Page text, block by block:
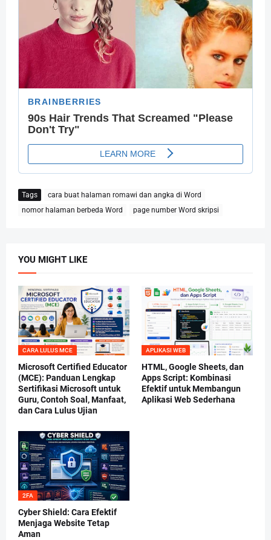
Tags
cara buat halaman romawi dan angka di Word
nomor halaman berbeda Word
page number Word skripsi
YOU MIGHT LIKE
CARA LULUS MCE
Microsoft Certified Educator
(MCE): Panduan Lengkap
Sertifikasi Microsoft untuk
Guru, Contoh Soal, Manfaat,
dan Cara Lulus Ujian
APLIKASI WEB
HTML, Google Sheets, dan
Apps Script: Kombinasi
Efektif untuk Membangun
Aplikasi Web Sederhana
2FA
Cyber Shield: Cara Efektif
Menjaga Website Tetap
Aman